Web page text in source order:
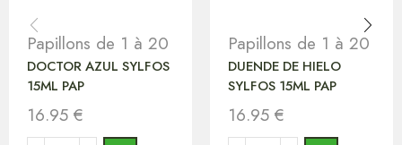
Papillons de 1 à 20
DOCTOR AZUL SYLFOS
15ML PAP
16.95 €
Papillons de 1 à 20
DUENDE DE HIELO
SYLFOS 15ML PAP
16.95 €